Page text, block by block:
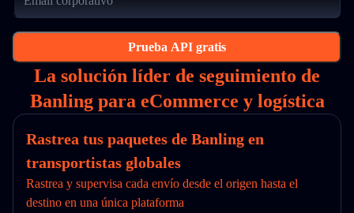
Prueba API gratis
La solución líder de seguimiento de
Banling para eCommerce y logística
Rastrea tus paquetes de Banling en
transportistas globales
Rastrea y supervisa cada envío desde el origen hasta el
destino en una única plataforma